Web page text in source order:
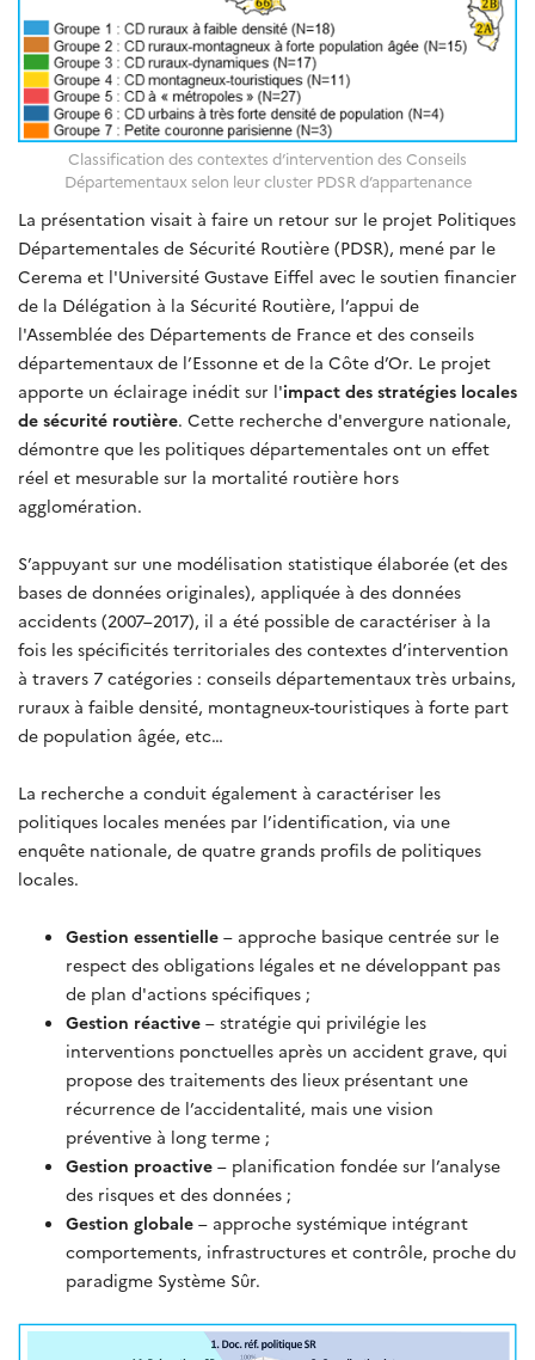
Classification des contextes d’intervention des Conseils
Départementaux selon leur cluster PDSR d’appartenance
La présentation visait à faire un retour sur le projet Politiques
Départementales de Sécurité Routière (PDSR), mené par le
Cerema et l'Université Gustave Eiffel avec le soutien financier
de la Délégation à la Sécurité Routière, l’appui de
l'Assemblée des Départements de France et des conseils
départementaux de l’Essonne et de la Côte d’Or. Le projet
apporte un éclairage inédit sur l'impact des stratégies locales
de sécurité routière. Cette recherche d'envergure nationale,
démontre que les politiques départementales ont un effet
réel et mesurable sur la mortalité routière hors
agglomération.
S’appuyant sur une modélisation statistique élaborée (et des
bases de données originales), appliquée à des données
accidents (2007–2017), il a été possible de caractériser à la
fois les spécificités territoriales des contextes d’intervention
à travers 7 catégories : conseils départementaux très urbains,
ruraux à faible densité, montagneux-touristiques à forte part
de population âgée, etc…
La recherche a conduit également à caractériser les
politiques locales menées par l’identification, via une
enquête nationale, de quatre grands profils de politiques
locales.
Gestion essentielle – approche basique centrée sur le
respect des obligations légales et ne développant pas
de plan d'actions spécifiques ;
Gestion réactive – stratégie qui privilégie les
interventions ponctuelles après un accident grave, qui
propose des traitements des lieux présentant une
récurrence de l’accidentalité, mais une vision
préventive à long terme ;
Gestion proactive – planification fondée sur l’analyse
des risques et des données ;
Gestion globale – approche systémique intégrant
comportements, infrastructures et contrôle, proche du
paradigme Système Sûr.